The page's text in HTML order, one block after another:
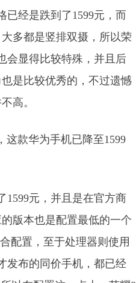
已经是跌到了1599元，而
多都是竖排双摄，所以荣
会显得比较特殊，并且后
是比较优秀的，不过遗憾
高。
1599元，并且是在官方商
版本也是配置最低的一个
配置，至于处理器则使用
发布的同价手机，都已经